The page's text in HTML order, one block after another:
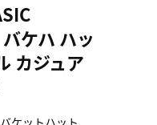
ケハ ハッ
カジュア
ケットハット